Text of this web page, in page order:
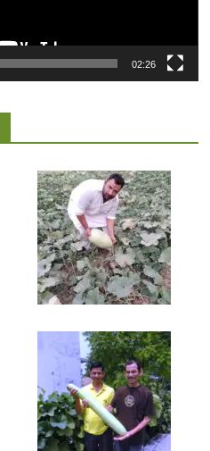
02:26